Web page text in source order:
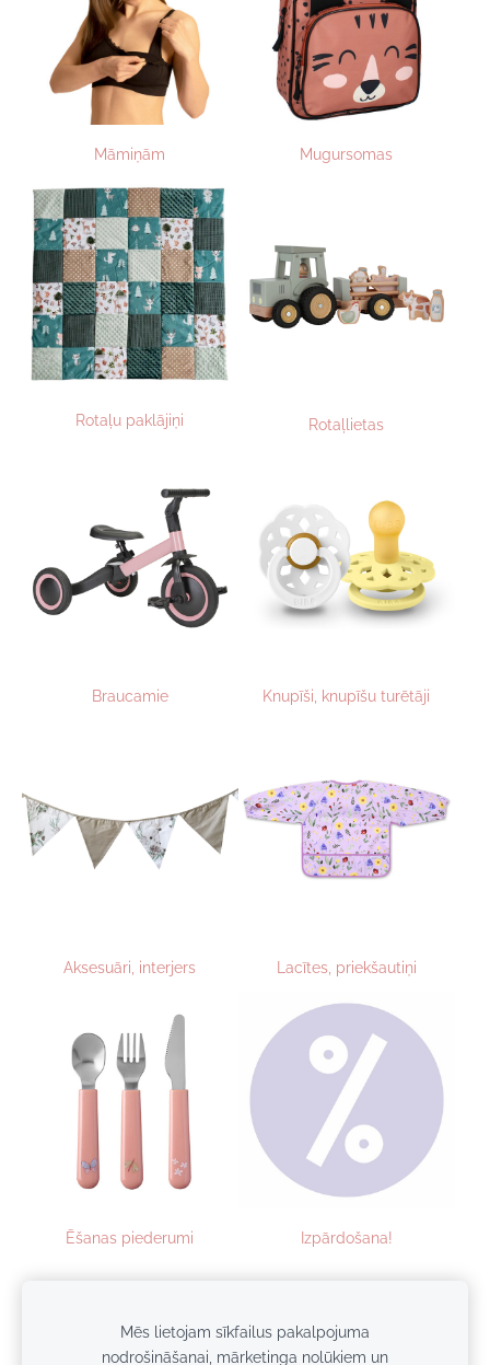
Māmiņām Mugursomas
Rotaļu paklājiņi Rotaļlietas
Braucamie Knupīši, knupīšu turētāji
Aksesuāri, interjers Lacītes, priekšautiņi
Ēšanas piederumi Izpārdošana!
Sīkdatnes
Mēs lietojam sīkfailus pakalpojuma
nodrošināšanai, mārketinga nolūkiem un